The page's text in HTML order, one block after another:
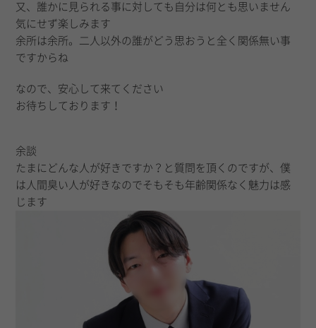
又、誰かに見られる事に対しても自分は何とも思いません
気にせず楽しみます
余所は余所。二人以外の誰がどう思おうと全く関係無い事
ですからね
なので、安心して来てください
お待ちしております！
余談
たまにどんな人が好きですか？と質問を頂くのですが、僕
は人間臭い人が好きなのでそもそも年齢関係なく魅力は感
じます